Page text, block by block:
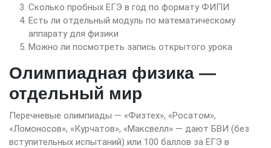
Сколько пробных ЕГЭ в год по формату ФИПИ
Есть ли отдельный модуль по математическому
аппарату для физики
Можно ли посмотреть запись открытого урока
Олимпиадная физика —
отдельный мир
Перечневые олимпиады — «Физтех», «Росатом»,
«Ломоносов», «Курчатов», «Максвелл» — дают БВИ (без
вступительных испытаний) или 100 баллов за ЕГЭ в